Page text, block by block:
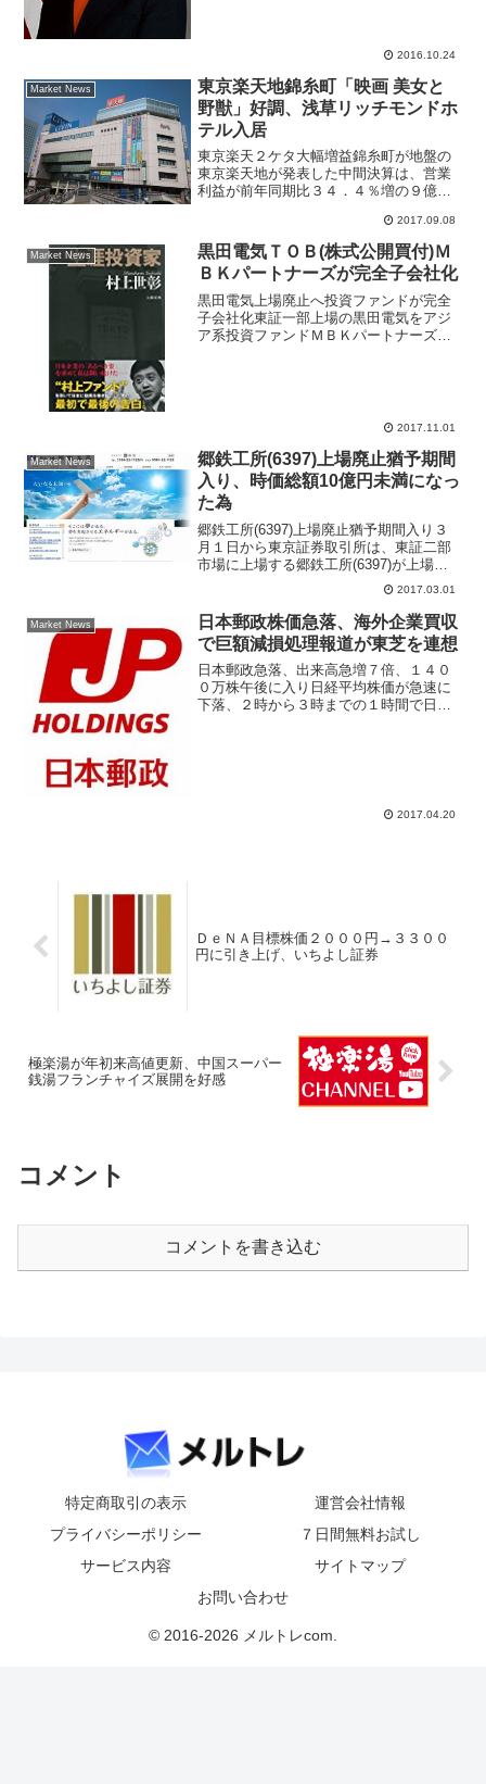
2016.10.24
Market News
東京楽天地錦糸町「映画 美女と
野獣」好調、浅草リッチモンドホ
テル入居
東京楽天２ケタ大幅増益錦糸町が地盤の
東京楽天地が発表した中間決算は、営業
利益が前年同期比３４．４％増の９億
０万円、最終利益６４．６％増の６億９
０００万円となった、売上高は１．７％
増の５３億８０００万円と微...
2017.09.08
Market News
黒田電気ＴＯＢ(株式公開買付)Ｍ
ＢＫパートナーズが完全子会社化
黒田電気上場廃止へ投資ファンドが完全
子会社化東証一部上場の黒田電気をアジ
ア系投資ファンドＭＢＫパートナーズが
2017.11.01
Market News
郷鉄工所(6397)上場廃止猶予期間
入り、時価総額10億円未満になっ
た為
郷鉄工所(6397)上場廃止猶予期間入り３
月１日から東京証券取引所は、東証二部
市場に上場する郷鉄工所(6397)が上場廃
止に係る猶予期間入りになったと発表し
た。先月まで株価７０円台で推移してい
たが、直近では５４円まで値下がりして
いた、３月１...
2017.03.01
Market News
日本郵政株価急落、海外企業買収
で巨額減損処理報道が東芝を連想
日本郵政急落、出来高急増７倍、１４０
０万株午後に入り日経平均株価が急速に
下落、２時から３時までの１時間で日経
2017.04.20
ＤｅＮＡ目標株価２０００円→３３００
円に引き上げ、いちよし証券
極楽湯が年初来高値更新、中国スーパー
銭湯フランチャイズ展開を好感
コメント
コメントを書き込む
特定商取引の表示
運営会社情報
プライバシーポリシー
７日間無料お試し
サービス内容
サイトマップ
お問い合わせ
© 2016-2026 メルトレcom.